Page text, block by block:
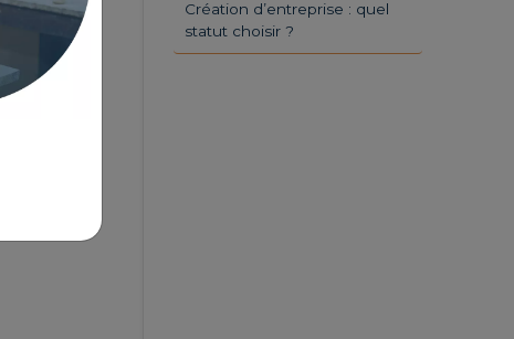
Création d’entreprise : quel
statut choisir ?